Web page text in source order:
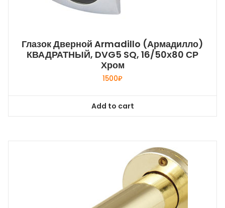
Глазок Дверной Armadillo (Армадилло)
КВАДРАТНЫЙ, DVG5 SQ, 16/50х80 СР
Хром
1500₽
Add to cart